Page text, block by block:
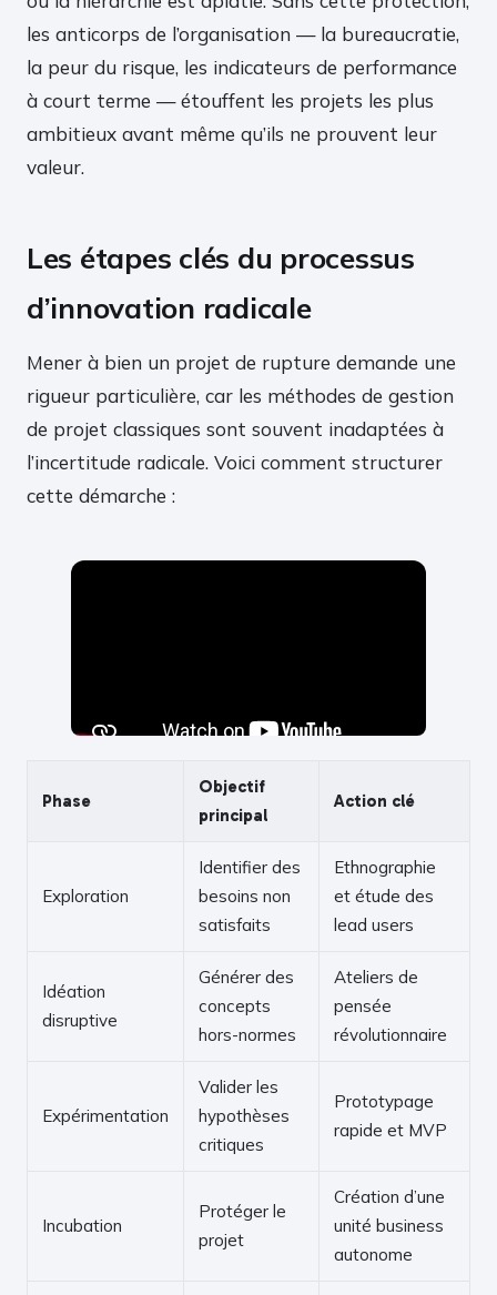
les anticorps de l’organisation — la bureaucratie,
la peur du risque, les indicateurs de performance
à court terme — étouffent les projets les plus
ambitieux avant même qu’ils ne prouvent leur
valeur.
Les étapes clés du processus
d’innovation radicale
Mener à bien un projet de rupture demande une
rigueur particulière, car les méthodes de gestion
de projet classiques sont souvent inadaptées à
l’incertitude radicale. Voici comment structurer
cette démarche :
Phase
Objectif
principal
Action clé
Exploration
Identifier des
besoins non
satisfaits
Ethnographie
et étude des
lead users
Idéation
disruptive
Générer des
concepts
hors-normes
Ateliers de
pensée
révolutionnaire
Expérimentation
Valider les
hypothèses
critiques
Prototypage
rapide et MVP
Incubation
Protéger le
projet
Création d’une
unité business
autonome